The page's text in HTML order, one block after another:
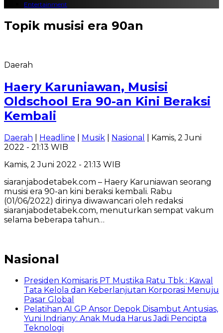
Entertainment
Topik musisi era 90an
Daerah
Haery Karuniawan, Musisi
Oldschool Era 90-an Kini Beraksi
Kembali
Daerah Headline Musik Nasional
| Kamis, 2 Juni
2022 - 21:13 WIB
Kamis, 2 Juni 2022 - 21:13 WIB
siaranjabodetabek.com – Haery Karuniawan seorang
musisi era 90-an kini beraksi kembali. Rabu
(01/06/2022) dirinya diwawancari oleh redaksi
siaranjabodetabek.com, menuturkan sempat vakum
selama beberapa tahun…
Nasional
Presiden Komisaris PT Mustika Ratu Tbk : Kawal
Tata Kelola dan Keberlanjutan Korporasi Menuju
Pasar Global
Pelatihan AI GP Ansor Depok Disambut Antusias,
Yuni Indriany: Anak Muda Harus Jadi Pencipta
Teknologi